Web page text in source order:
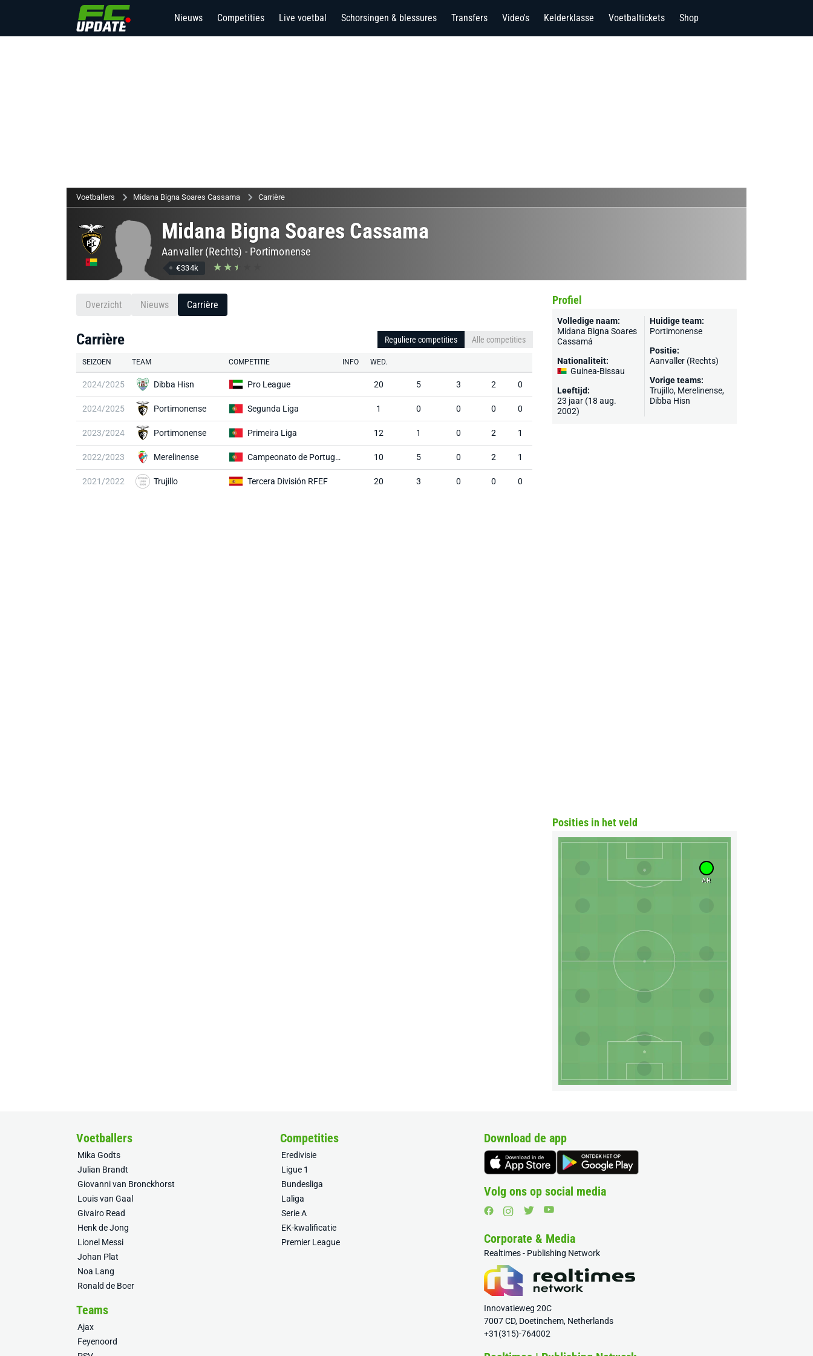
Nieuws Competities Live voetbal Schorsingen & blessures Transfers Video's Kelderklasse Voetbaltickets Shop
Voetballers Midana Bigna Soares Cassama Carrière
Midana Bigna Soares Cassama
Aanvaller (Rechts) - Portimonense
€334k
Overzicht Nieuws Carrière
Carrière Reguliere competities Alle competities
SEIZOEN TEAM COMPETITIE INFO WED.
2024/2025 Dibba Hisn Pro League 20 5 3 2 0
2024/2025 Portimonense Segunda Liga 1 0 0 0 0
2023/2024 Portimonense Primeira Liga 12 1 0 2 1
2022/2023 Merelinense Campeonato de Portugal Prio 10 5 0 2 1
2021/2022 Trujillo Tercera División RFEF 20 3 0 0 0
Profiel
Volledige naam:
Midana Bigna Soares
Cassamá
Nationaliteit:
Guinea-Bissau
Leeftijd:
23 jaar (18 aug.
2002)
Huidige team:
Portimonense
Positie:
Aanvaller (Rechts)
Vorige teams:
Trujillo, Merelinense,
Dibba Hisn
Posities in het veld
AR
Voetballers
Mika Godts
Julian Brandt
Giovanni van Bronckhorst
Louis van Gaal
Givairo Read
Henk de Jong
Lionel Messi
Johan Plat
Noa Lang
Ronald de Boer
Competities
Eredivisie
Ligue 1
Bundesliga
Laliga
Serie A
EK-kwalificatie
Premier League
Teams
Ajax
Feyenoord
Download de app
Volg ons op social media
Corporate & Media
Realtimes - Publishing Network
Innovatieweg 20C
7007 CD, Doetinchem, Netherlands
+31(315)-764002